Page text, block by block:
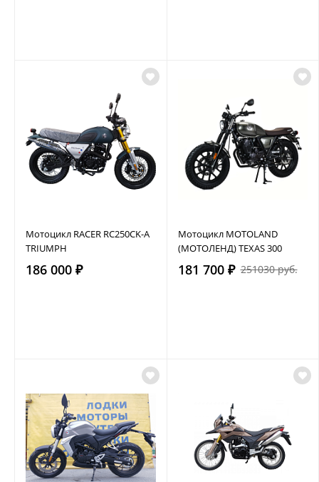
Мотоцикл RACER RC250CK-A
TRIUMPH
186 000 ₽
Мотоцикл MOTOLAND
(МОТОЛЕНД) TEXAS 300
181 700 ₽ 251030 руб.